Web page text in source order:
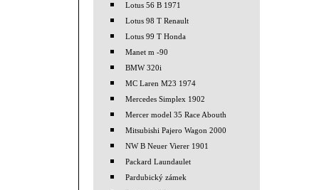
Lotus 56 B 1971
Lotus 98 T Renault
Lotus 99 T Honda
Manet m -90
BMW 320i
MC Laren M23 1974
Mercedes Simplex 1902
Mercer model 35 Race Abouth
Mitsubishi Pajero Wagon 2000
NW B Neuer Vierer 1901
Packard Laundaulet
Pardubický zámek